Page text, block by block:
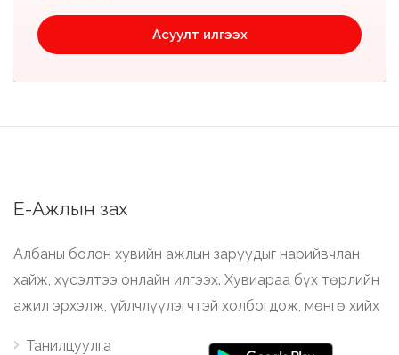
Асуулт илгээх
Е-Ажлын зах
Албаны болон хувийн ажлын заруудыг нарийвчлан
хайж, хүсэлтээ онлайн илгээх. Хувиараа бүх төрлийн
ажил эрхэлж, үйлчлүүлэгчтэй холбогдож, мөнгө хийх
Танилцуулга